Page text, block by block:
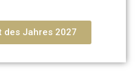
des Jahres 2027